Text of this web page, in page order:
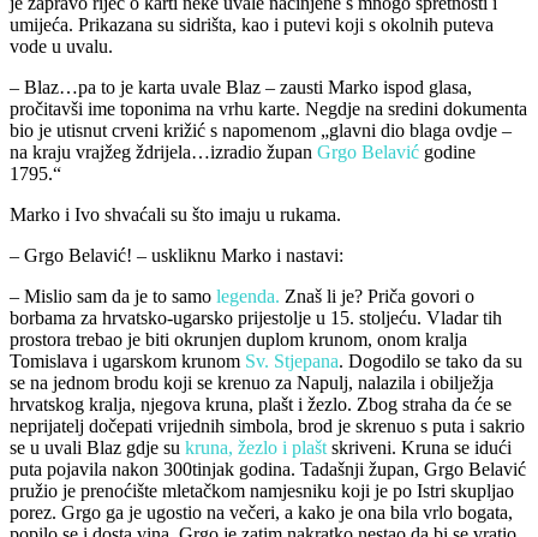
umijeća. Prikazana su sidrišta, kao i putevi koji s okolnih puteva
vode u uvalu.
– Blaz…pa to je karta uvale Blaz – zausti Marko ispod glasa,
pročitavši ime toponima na vrhu karte. Negdje na sredini dokumenta
bio je utisnut crveni križić s napomenom „glavni dio blaga ovdje –
na kraju vrajžeg ždrijela…izradio župan Grgo Belavić godine
1795.“
Marko i Ivo shvaćali su što imaju u rukama.
– Grgo Belavić! – uskliknu Marko i nastavi:
– Mislio sam da je to samo legenda. Znaš li je? Priča govori o
borbama za hrvatsko-ugarsko prijestolje u 15. stoljeću. Vladar tih
prostora trebao je biti okrunjen duplom krunom, onom kralja
Tomislava i ugarskom krunom Sv. Stjepana. Dogodilo se tako da su
se na jednom brodu koji se krenuo za Napulj, nalazila i obilježja
hrvatskog kralja, njegova kruna, plašt i žezlo. Zbog straha da će se
neprijatelj dočepati vrijednih simbola, brod je skrenuo s puta i sakrio
se u uvali Blaz gdje su kruna, žezlo i plašt skriveni. Kruna se idući
puta pojavila nakon 300tinjak godina. Tadašnji župan, Grgo Belavić
pružio je prenoćište mletačkom namjesniku koji je po Istri skupljao
porez. Grgo ga je ugostio na večeri, a kako je ona bila vrlo bogata,